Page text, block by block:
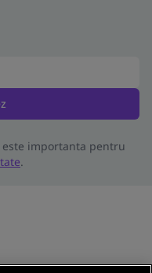
importanta pentru
.